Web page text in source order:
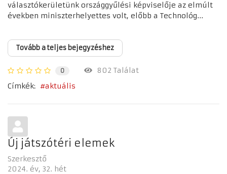
választókerületünk országgyűlési képviselője az elmúlt
években miniszterhelyettes volt, előbb a Technológ...
Tovább a teljes bejegyzéshez
0
802 Találat
Címkék:
aktuális
Új játszótéri elemek
Szerkesztő
2024. év 32. hét